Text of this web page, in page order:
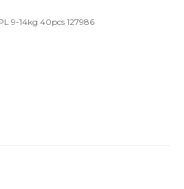
9-14kg 40pcs 127986